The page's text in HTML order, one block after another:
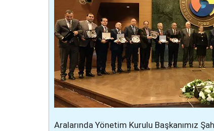
Aralarında Yönetim Kurulu Başkanımız